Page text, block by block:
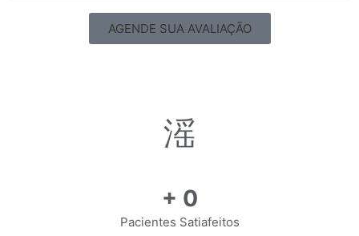
AGENDE SUA AVALIAÇÃO
+ 0
Pacientes Satiafeitos